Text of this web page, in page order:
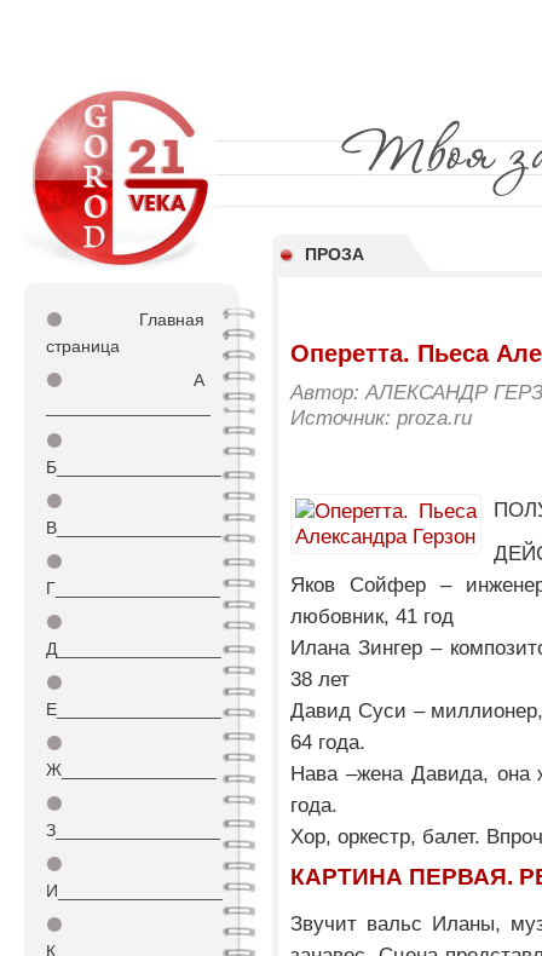
ПРОЗА
⚫
Главная
страница
⚫
А
⚫
Б_________________
⚫
В_________________
⚫
Г_________________
⚫
Д_________________
⚫
Е_________________
⚫
Ж________________
⚫
З_________________
⚫
И_________________
⚫
К_________________
Оперетта. Пьеса
Автор: АЛЕКСАНДР
Источник: proza.ru
Яков Сойфер –
любовник, 41 год
Илана Зингер –
38 лет
Давид Суси –
64 года.
Нава –жена Давида, она
года.
Хор, оркестр, балет.
КАРТИНА ПЕРВАЯ.
Звучит вальс Иланы,